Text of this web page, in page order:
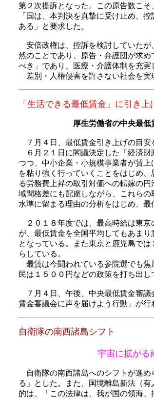
第２次提訴となった。この原告数こ
「国は、本判決を真摯に受け止め、
ある」と要求した。
安倍政権は、控訴を検討していたが
然のことであり、原告・弁護団が求
べき」であり、医療・介護体制を充実
差別・人権侵害を許さない社会を実
「生活できる最低賃金」に引き上
厚生労働省の中央最
７月４日、最低賃金引き上げの目安
６月２１日に閣議決定した「経済財
つつ、中小企業・小規模事業者が賃
を粘り強く行っていくことをはじめ
る労務費上昇の取引対価への転嫁の
域間格差にも配慮しながら、これら
水準に留まる理由の分析をはじめ、
２０１８年度では、最高時給は東京
が、最低賃金を全国平均してもあま
となっている。また東京と鹿児島で
らしている。
最賃は今闘われている参院選でも焦
民は１５００円などの政策を打ち出し
７月４日、午後、中央最低賃金審議
賃金審議会に声を届けよう行動」が
自衛隊の南西諸島シフト
宇宙に拡がる
自衛隊の南西諸島へのシフトが進め
る」とした。また、国境離島新法（
的は、「この法律は、我が国の領海